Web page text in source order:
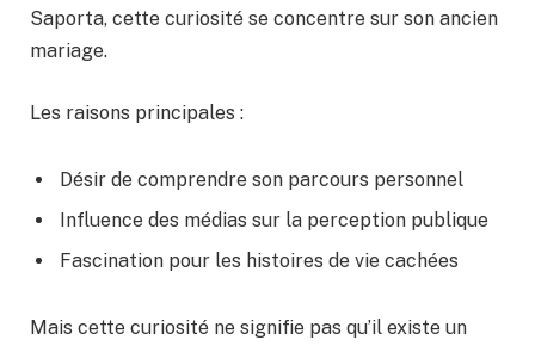
Saporta, cette curiosité se concentre sur son ancien
mariage.
Les raisons principales :
Désir de comprendre son parcours personnel
Influence des médias sur la perception publique
Fascination pour les histoires de vie cachées
Mais cette curiosité ne signifie pas qu’il existe un